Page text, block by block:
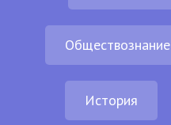
Обществознание
История